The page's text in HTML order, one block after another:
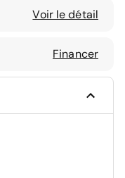
Voir le détail
Financer